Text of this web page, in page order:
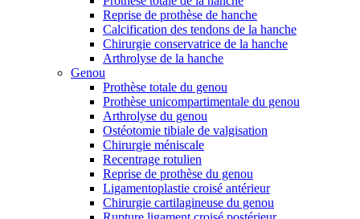
Reprise de prothèse de hanche
Calcification des tendons de la hanche
Chirurgie conservatrice de la hanche
Arthrolyse de la hanche
Genou
Prothèse totale du genou
Prothèse unicompartimentale du genou
Arthrolyse du genou
Ostéotomie tibiale de valgisation
Chirurgie méniscale
Recentrage rotulien
Reprise de prothèse du genou
Ligamentoplastie croisé antérieur
Chirurgie cartilagineuse du genou